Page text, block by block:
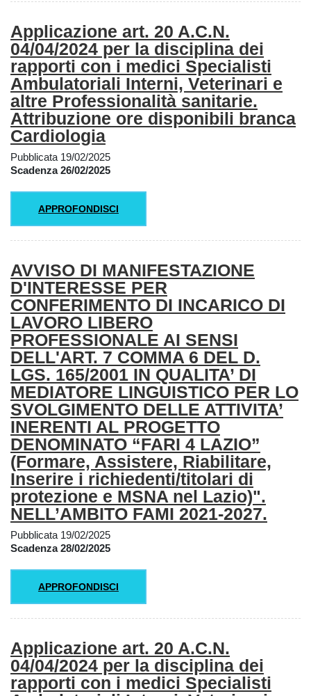
Applicazione art. 20 A.C.N.
04/04/2024 per la disciplina dei
rapporti con i medici Specialisti
Ambulatoriali Interni, Veterinari e
altre Professionalità sanitarie.
Attribuzione ore disponibili branca
Cardiologia
Pubblicata 19/02/2025
Scadenza 26/02/2025
APPROFONDISCI
AVVISO DI MANIFESTAZIONE
D'INTERESSE PER
CONFERIMENTO DI INCARICO DI
LAVORO LIBERO
PROFESSIONALE AI SENSI
DELL'ART. 7 COMMA 6 DEL D.
LGS. 165/2001 IN QUALITA’ DI
MEDIATORE LINGUISTICO PER LO
SVOLGIMENTO DELLE ATTIVITA’
INERENTI AL PROGETTO
DENOMINATO “FARI 4 LAZIO”
(Formare, Assistere, Riabilitare,
Inserire i richiedenti/titolari di
protezione e MSNA nel Lazio)".
NELL’AMBITO FAMI 2021-2027.
Pubblicata 19/02/2025
Scadenza 28/02/2025
APPROFONDISCI
Applicazione art. 20 A.C.N.
04/04/2024 per la disciplina dei
rapporti con i medici Specialisti